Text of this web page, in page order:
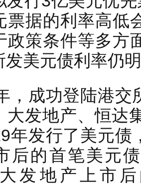
票据的利率高低
政策条件等多方
发美元债利率仍
，成功登陆港交
大发地产、恒达
年发行了美元债
后的首笔美元
发地产上市